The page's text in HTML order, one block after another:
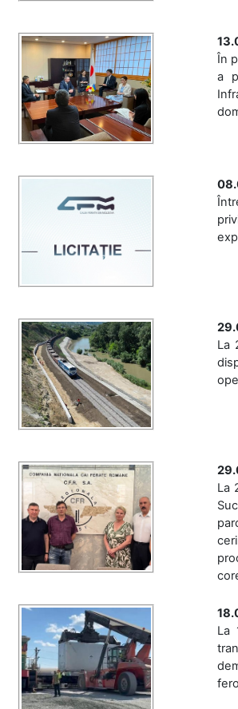
În
a
La
La
La